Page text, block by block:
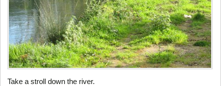
Take a stroll down the river.